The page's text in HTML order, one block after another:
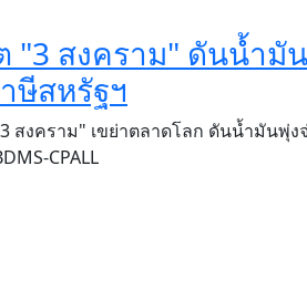
"3 สงคราม" ดันน้ำมั
ษีสหรัฐฯ
สงคราม" เขย่าตลาดโลก ดันน้ำมันพุ่
CPALL